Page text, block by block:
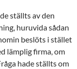
ställts av den
huruvida sådan
beslöts i stället
lämplig firma, om
hade ställts om